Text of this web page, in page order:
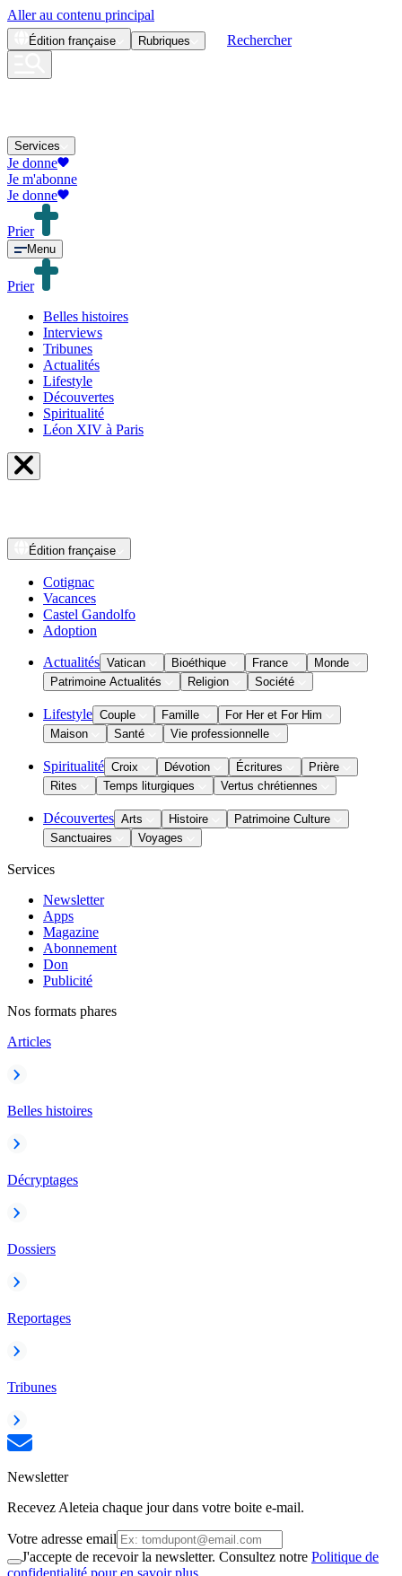
Aller au contenu principal
Édition française Rubriques Rechercher
Services
Je donne
Je m'abonne
Je donne
Prier
Menu
Prier
Belles histoires
Interviews
Tribunes
Actualités
Lifestyle
Découvertes
Spiritualité
Léon XIV à Paris
Édition française
Cotignac
Vacances
Castel Gandolfo
Adoption
Actualités Vatican Bioéthique France
Monde
Patrimoine Actualités
Religion Société
Lifestyle Couple Famille
For Her et For Him
Maison
Santé Vie professionnelle
Spiritualité Croix Dévotion Écritures
Prière
Rites
Temps liturgiques Vertus chrétiennes
Découvertes Arts Histoire
Patrimoine Culture
Sanctuaires
Voyages
Services
Newsletter
Apps
Magazine
Abonnement
Don
Publicité
Nos formats phares
Articles
Belles histoires
Décryptages
Dossiers
Reportages
Tribunes
Newsletter
Recevez Aleteia chaque jour dans votre boite e-mail.
Votre adresse email
J'accepte de recevoir la newsletter. Consultez notre Politique de
confidentialité pour en savoir plus.